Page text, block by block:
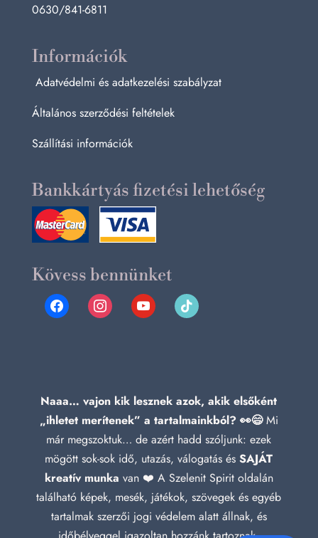
0630/841-6811
Információk
Adatvédelmi és adatkezelési szabályzat
Általános szerződési feltételek
Szállítási információk
Bankkártyás fizetési lehetőség
Kövess bennünket
facebookinstagramyoutube tiktok
Naaa… vajon kik lesznek azok, akik elsőként
„ihletet merítenek” a tartalmainkból? 👀😄Mi
már megszoktuk… de azért hadd szóljunk: ezek
mögött sok-sok idő, utazás, válogatás ésSAJÁT
kreatív munka van ❤️ A Szelenit Spirit oldalán
található képek, mesék, játékok, szövegek és egyéb
tartalmak szerzői jogi védelem alatt állnak, és